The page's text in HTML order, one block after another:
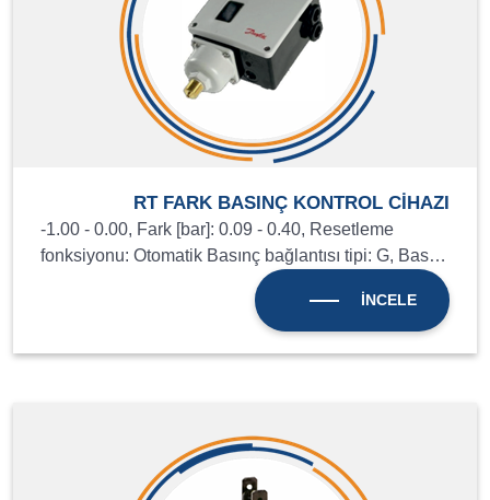
RT FARK BASINÇ KONTROL CİHAZI
-1.00 - 0.00, Fark [bar]: 0.09 - 0.40, Resetleme
fonksiyonu: Otomatik Basınç bağlantısı tipi: G, Bas…
İNCELE